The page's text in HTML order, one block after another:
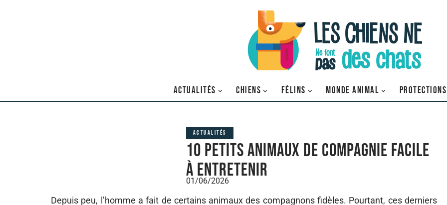
ACTUALITÉS CHIENS FÉLINS MONDE ANIMAL PROTECTIONS
ACTUALITÉS
10 petits animaux de compagnie facile
à entretenir
01/06/2026
Depuis peu, l’homme a fait de certains animaux des compagnons fidèles. Pourtant, ces derniers